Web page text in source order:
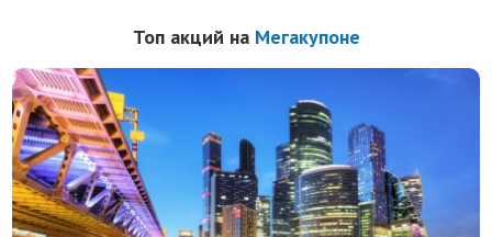
Топ акций на Мегакупоне